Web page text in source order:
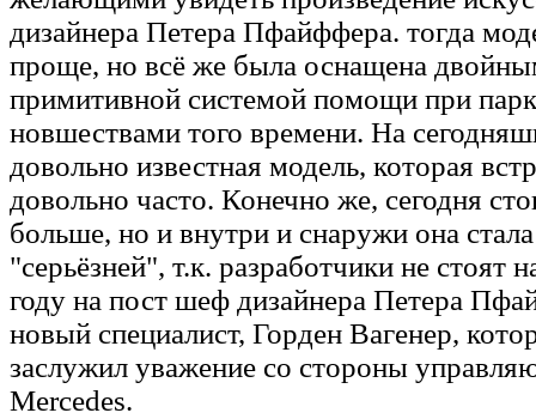
дизайнера Петера Пфайффера. тогда
проще, но всё же была оснащена
примитивной системой помощи при
новшествами того времени. На
довольно известная модель, которая
довольно часто. Конечно же, сегодня
больше, но и внутри и снаружи она
"серьёзней", т.к. разработчики не стоят
году на пост шеф дизайнера Петера
новый специалист, Горден Вагенер,
заслужил уважение со стороны
Mercedes.